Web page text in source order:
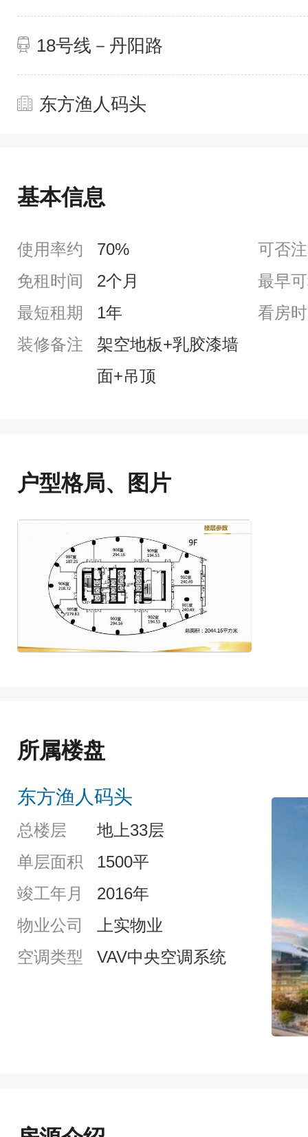
18号线－丹阳路
东方渔人码头
基本信息
使用率约 70%
可否
免租时间
2个月
最早
最短租期
1年
看房
装修备注
架空地板+乳胶漆墙
面+吊顶
户型格局、图片
所属楼盘
东方渔人码头
总楼层
地上33层
单层面积
1500平
竣工年月
2016年
物业公司
上实物业
空调类型
VAV中央空调系统